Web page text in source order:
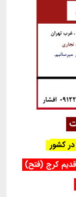
کشور
کرج (فتح)